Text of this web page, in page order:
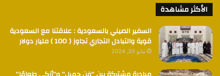
الأكثر مشاهدة
السفير الصيني بالسعودية : علاقتنا مع السعودية
قوية والتبادل التجاري تجاوز ( 100 ) مليار دولار
مايو 20, 2024